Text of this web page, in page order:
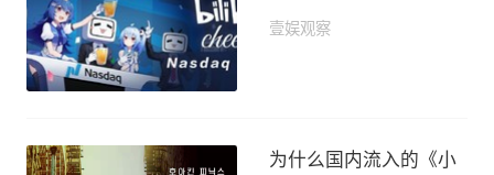
壹娱观察
为什么国内流入的《小